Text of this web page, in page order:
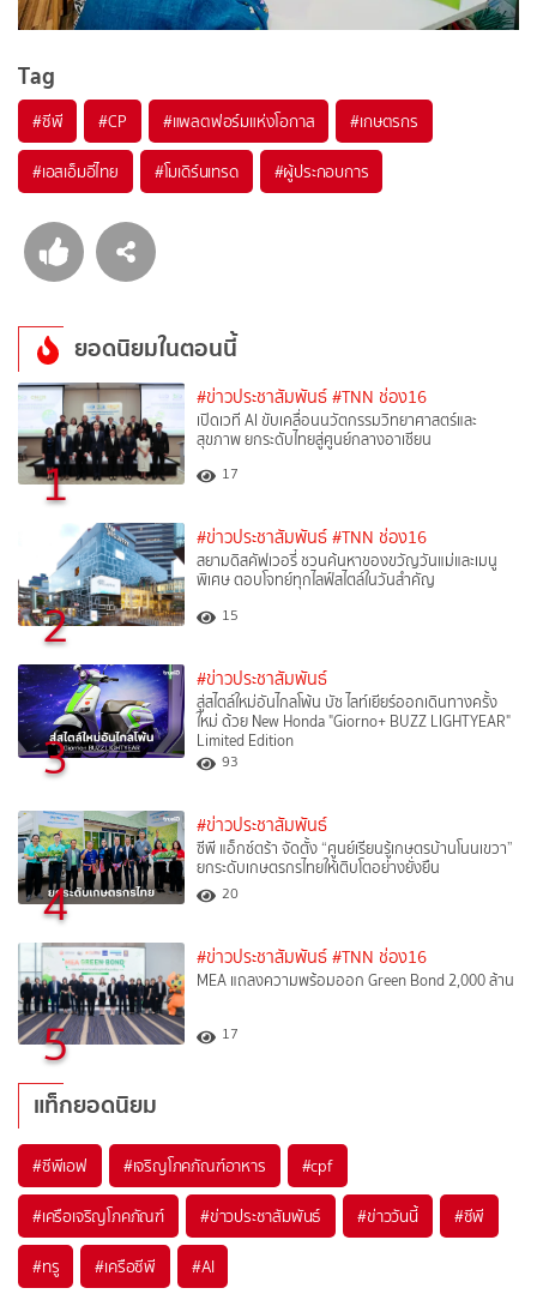
Tag
#ซีพี #CP #แพลตฟอร์มแห่งโอกาส #เกษตรกร
#เอสเอ็มอีไทย #โมเดิร์นเทรด #ผู้ประกอบการ
ยอดนิยมในตอนนี้
1
#ข่าวประชาสัมพันธ์ #TNN ช่อง16
เปิดเวที AI ขับเคลื่อนนวัตกรรมวิทยาศาสตร์และ
สุขภาพ ยกระดับไทยสู่ศูนย์กลางอาเซียน
17
2
#ข่าวประชาสัมพันธ์ #TNN ช่อง16
สยามดิสคัฟเวอรี่ ชวนค้นหาของขวัญวันแม่และเมนู
พิเศษ ตอบโจทย์ทุกไลฟ์สไตล์ในวันสำคัญ
15
3
#ข่าวประชาสัมพันธ์
สู่สไตล์ใหม่อันไกลโพ้น บัซ ไลท์เยียร์ออกเดินทางครั้ง
ใหม่ ด้วย New Honda "Giorno+ BUZZ LIGHTYEAR"
Limited Edition
93
4
#ข่าวประชาสัมพันธ์
ซีพี แอ็กซ์ตร้า จัดตั้ง “ศูนย์เรียนรู้เกษตรบ้านโนนเขวา”
ยกระดับเกษตรกรไทยให้เติบโตอย่างยั่งยืน
20
5
#ข่าวประชาสัมพันธ์ #TNN ช่อง16
MEA แถลงความพร้อมออก Green Bond 2,000 ล้าน
17
แท็กยอดนิยม
#ซีพีเอฟ #เจริญโภคภัณฑ์อาหาร #cpf
#เครือเจริญโภคภัณฑ์ #ข่าวประชาสัมพันธ์ #ข่าววันนี้ #ซีพี
#ทรู #เครือซีพี #AI